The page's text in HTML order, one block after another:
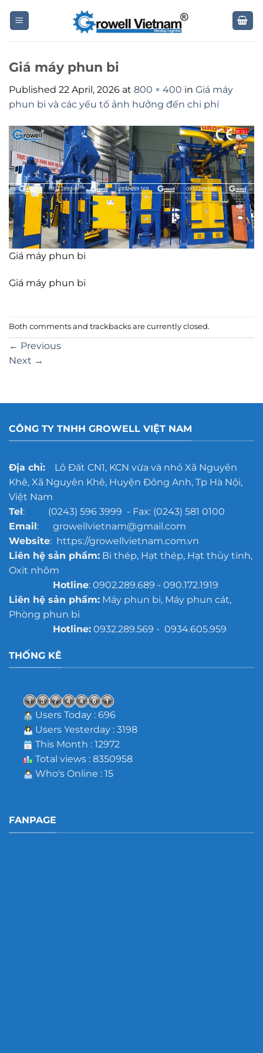
Giá máy phun bi
Published 22 April, 2026 at 800 × 400 in Giá máy
phun bi và các yếu tố ảnh hưởng đến chi phí
Giá máy phun bi
Giá máy phun bi
Both comments and trackbacks are currently closed.
← Previous
Next →
CÔNG TY TNHH GROWELL VIỆT NAM
Địa chỉ:Lô Đất CN1, KCN vừa và nhỏ Xã Nguyên
Khê, Xã Nguyên Khê, Huyện Đông Anh, Tp Hà Nội,
Việt Nam
Tel: (0243) 596 3999 - Fax: (0243) 581 0100
Email: growellvietnam@gmail.com
Website: https://growellvietnam.com.vn
Liên hệ sản phẩm:Bi thép, Hạt thép, Hạt thủy tinh,
Oxit nhôm
Hotline: 0902.289.689 - 090.172.1919
Liên hệ sản phẩm:Máy phun bi, Máy phun cát,
Phòng phun bi
Hotline:0932.289.569 - 0934.605.959
THỐNG KÊ
Users Today : 696
Users Yesterday : 3198
This Month : 12972
Total views : 8350958
Who's Online : 15
FANPAGE